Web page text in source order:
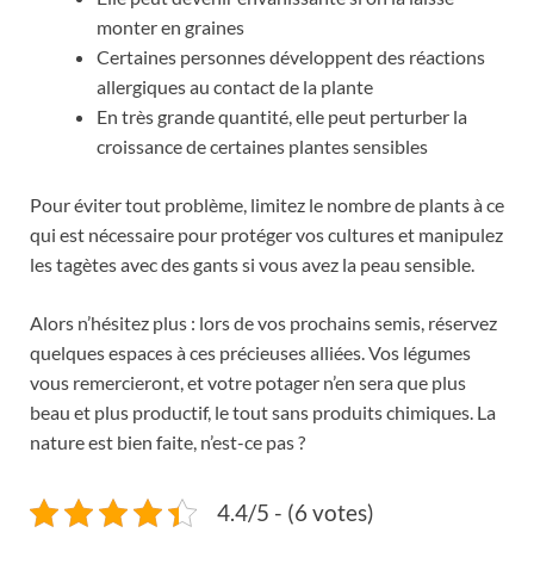
monter en graines
Certaines personnes développent des réactions
allergiques au contact de la plante
En très grande quantité, elle peut perturber la
croissance de certaines plantes sensibles
Pour éviter tout problème, limitez le nombre de plants à ce
qui est nécessaire pour protéger vos cultures et manipulez
les tagètes avec des gants si vous avez la peau sensible.
Alors n’hésitez plus : lors de vos prochains semis, réservez
quelques espaces à ces précieuses alliées. Vos légumes
vous remercieront, et votre potager n’en sera que plus
beau et plus productif, le tout sans produits chimiques. La
nature est bien faite, n’est-ce pas ?
4.4/5 - (6 votes)